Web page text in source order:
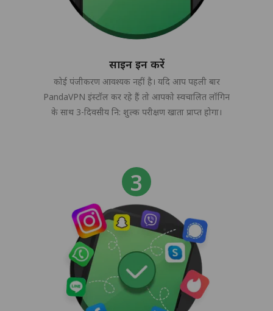
साइन इन करें
कोई पंजीकरण आवश्यक नहीं है। यदि आप पहली बार
PandaVPN इंस्टॉल कर रहे हैं तो आपको स्वचालित लॉगिन
के साथ 3-दिवसीय नि: शुल्क परीक्षण खाता प्राप्त होगा।